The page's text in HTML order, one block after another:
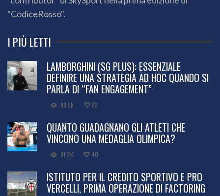
"CodiceRosso".
I PIÙ LETTI
LAMBORGHINI (SG PLUS): ESSENZIALE
DEFINIRE UNA STRATEGIA AD HOC QUANDO SI
PARLA DI “FAN ENGAGEMENT”
98.5K 83
QUANTO GUADAGNANO GLI ATLETI CHE
VINCONO UNA MEDAGLIA OLIMPICA?
81.2K 40
ISTITUTO PER IL CREDITO SPORTIVO E PRO
VERCELLI, PRIMA OPERAZIONE DI FACTORING